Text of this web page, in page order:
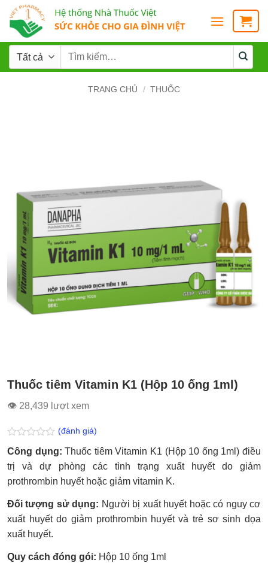
TRANG CHỦ / THUỐC
Thuốc tiêm Vitamin K1 (Hộp 10 ống 1ml)
👁 28,439 lượt xem
Được
xếp
hạng
5
(đánh giá)
Công dụng: Thuốc tiêm Vitamin K1 (Hộp 10 ống 1ml) điều
trị và dự phòng các tình trạng xuất huyết do giảm
prothrombin huyết hoặc giảm vitamin K.
Đối tượng sử dụng: Người bị xuất huyết hoặc có nguy cơ
xuất huyết do giảm prothrombin huyết và trẻ sơ sinh dọa
xuất huyết.
Quy cách đóng gói: Hộp 10 ống 1ml